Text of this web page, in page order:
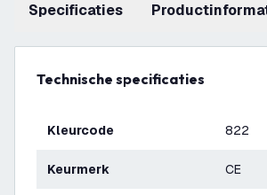
Specificaties
Technische specificaties
Kleurcode 822
Keurmerk CE